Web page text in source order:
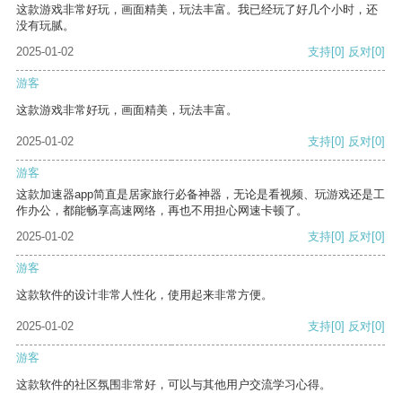
这款游戏非常好玩，画面精美，玩法丰富。我已经玩了好几个小时，还
没有玩腻。
2025-01-02
支持[0] 反对[0]
游客
这款游戏非常好玩，画面精美，玩法丰富。
2025-01-02 支持[0] 反对[0]
游客
这款加速器app简直是居家旅行必备神器，无论是看视频、玩游戏还是工
作办公，都能畅享高速网络，再也不用担心网速卡顿了。
2025-01-02
支持[0] 反对[0]
游客
这款软件的设计非常人性化，使用起来非常方便。
2025-01-02 支持[0] 反对[0]
游客
这款软件的社区氛围非常好，可以与其他用户交流学习心得。